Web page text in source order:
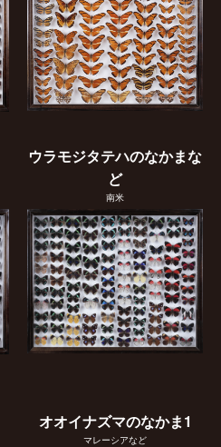
ウラモジタテハのなかまな
ど
南米
オオイナズマのなかま1
マレーシアなど